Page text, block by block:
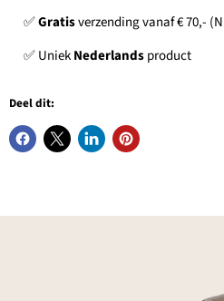
✅Gratisverzending vanaf € 70,-
✅ UniekNederlandsproduct
Deel dit: